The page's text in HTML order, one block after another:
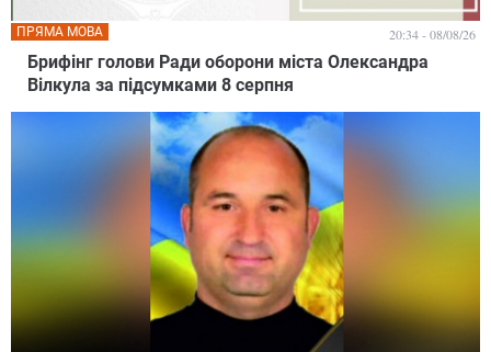
Брифінг голови Ради оборони міста Олександра
Вілкула за підсумками 8 серпня
ПРЯМА МОВА 20:34 - 08/08/26